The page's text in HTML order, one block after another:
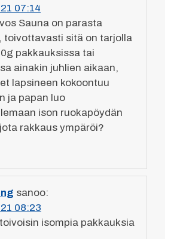
07:14
Sauna on parasta
toivottavasti sitä on tarjolla
pakkauksissa tai
ainakin juhlien aikaan,
lapsineen kokoontuu
ja papan luo
ison ruokapöydän
rakkaus ympäröi?
sanoo:
08:23
isompia pakkauksia